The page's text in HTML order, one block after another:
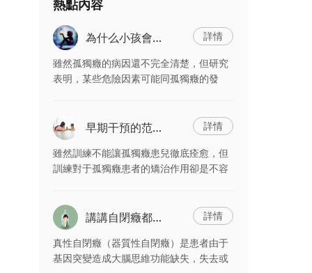
熱點內容
為什么小孩會得孤獨癥，是有哪些因素造成的？ 詳情
雖然孤獨癥的病因還不完全清楚，但研究
表明，某些危險因素可能同孤獨癥的發
子刺激。
早期干預的范圍是孤獨癥兒童哪些行為領域？ 詳情
雖然訓練不能讓孤獨癥患兒徹底痊愈，但
訓練對于孤獨癥患者的矯治作用卻是不容
力，但并不意味著只能眼看
講講自閉癥都有哪些分類？ 詳情
真性自閉癥（器質性自閉癥）是患者由于
基因突變造成大腦思維功能缺失，失去或